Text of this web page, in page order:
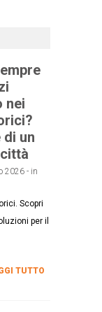
nei
di un
2026 - in
Scopri
per il
TUTTO